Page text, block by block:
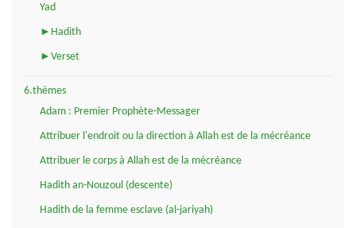
Yad
►Hadith
►Verset
6.thèmes
Adam : Premier Prophète-Messager
Attribuer l'endroit ou la direction à Allah est de la mécréance
Attribuer le corps à Allah est de la mécréance
Hadith an-Nouzoul (descente)
Hadith de la femme esclave (al-jariyah)